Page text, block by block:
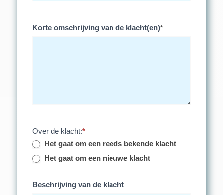
Korte omschrijving van de klacht(en)*
Over de klacht:*
Het gaat om een reeds bekende klacht
Het gaat om een nieuwe klacht
Beschrijving van de klacht